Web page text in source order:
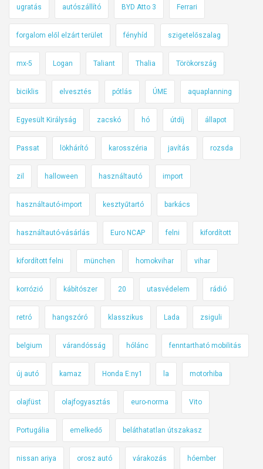
ugratás autószállító BYD Atto 3 Ferrari
forgalom elől elzárt terület fényhíd szigetelőszalag
mx-5 Logan Taliant Thalia Törökország
biciklis elvesztés pótlás ÚME aquaplanning
Egyesült Királyság zacskó hó útdíj állapot
Passat lökhárító karosszéria javítás rozsda
zil halloween használtautó import
használtautó-import kesztyűtartó barkács
használtautó-vásárlás Euro NCAP felni kifordított
kifordított felni münchen homokvihar vihar
korrózió kábítószer 20 utasvédelem rádió
retró hangszóró klasszikus Lada zsiguli
belgium várandósság hólánc fenntartható mobilitás
új autó kamaz Honda E:ny1 la motorhiba
olajfüst olajfogyasztás euro-norma Vito
Portugália emelkedő beláthatatlan útszakasz
nissan ariya orosz autó várakozás hóember